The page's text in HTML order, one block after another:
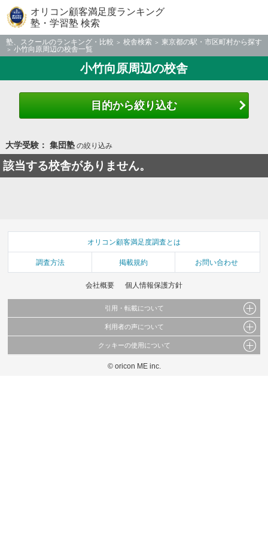
オリコン顧客満足度ランキング
塾・学習塾 検索
塾、スクールのランキング・比較 校舎検索
東京都の駅・市区町村から探す
小竹向原周辺の校舎一覧
小竹向原周辺の校舎
目的から絞り込む
大学受験： 集団塾の絞り込み
該当する校舎がありません。
オリコン顧客満足度調査とは
調査方法 掲載規約 お問い合わせ
会社概要 個人情報保護方針
引用・転載について
当サイトで公開されている情報（文字、写真、イラスト、画像データ等）及びこれらの配
これらの情報を権利者の許可なく無断転載・複製などの二次利用を行うことは固く禁じて
利用者の声について
当サイトに掲載している内容はすべてサービスの利用者が提出された見解・感想です。
弊社の見解・ 意見ではないことをご理解いただいた上でご覧ください。
クッキーの使用について
このサイトでは Cookie を使用して、ユーザーに合わせたコンテンツや広告の表示、ソー
© oricon ME inc.